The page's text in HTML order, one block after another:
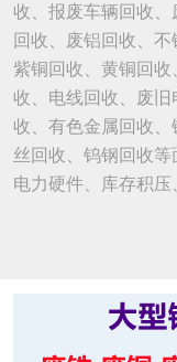
收、报废车辆回收
回收、废铝回收、不
紫铜回收、黄铜回收
收、电线回收、废
收、有色金属回收
丝回收、钨钢回收等
电力硬件、库存积